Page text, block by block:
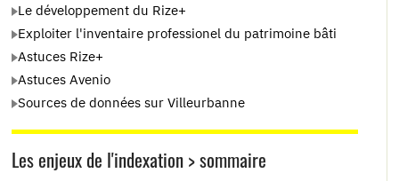
Le développement du Rize+
Exploiter l'inventaire professionel du patrimoine bâti
Astuces Rize+
Astuces Avenio
Sources de données sur Villeurbanne
Les enjeux de l'indexation > sommaire